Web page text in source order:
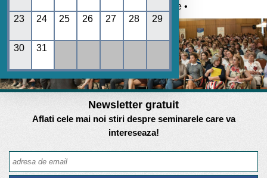
Umane • REGES online •
Newsletter gratuit
Aflati cele mai noi stiri despre seminarele care va
intereseaza!
23 24 25 26 27 28 29
30 31